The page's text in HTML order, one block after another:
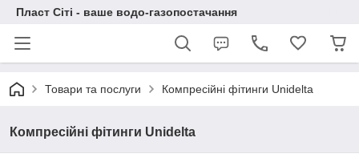
Пласт Сіті - ваше водо-газопостачання
Товари та послуги Компресійні фітинги Unidelta
Компресійні фітинги Unidelta